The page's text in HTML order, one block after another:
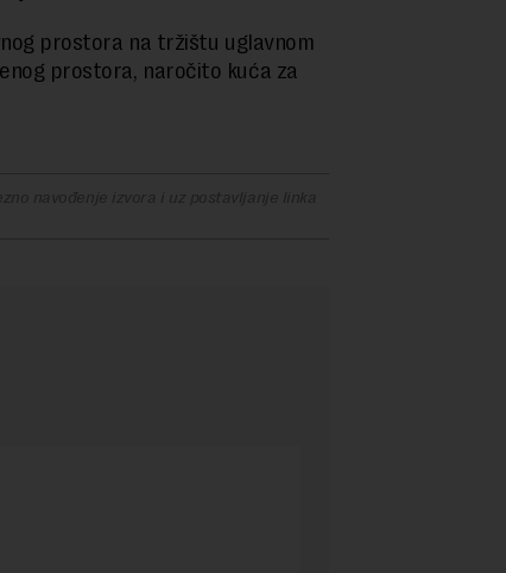
prostora na tržištu uglavnom
prostora, naročito kuća za
navođenje izvora i uz postavljanje linka